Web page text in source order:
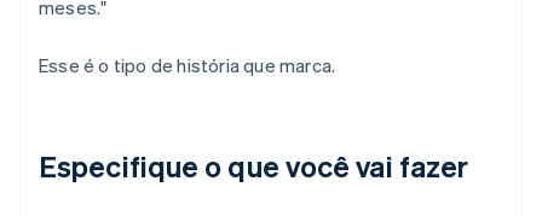
meses."
Esse é o tipo de história que marca.
Especifique o que você vai fazer